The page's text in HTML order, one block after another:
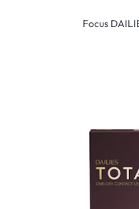
Focus